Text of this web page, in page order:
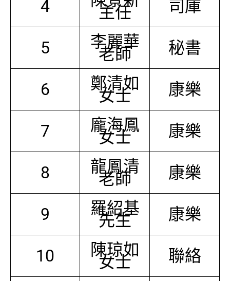
4 主任 司庫
5 李麗華
老師 秘書
6 鄭清如
女士 康樂
7 龐海鳳
女士 康樂
8 龍鳳清
老師 康樂
9 羅紹基
先生 康樂
10 陳琼如
女士 聯絡